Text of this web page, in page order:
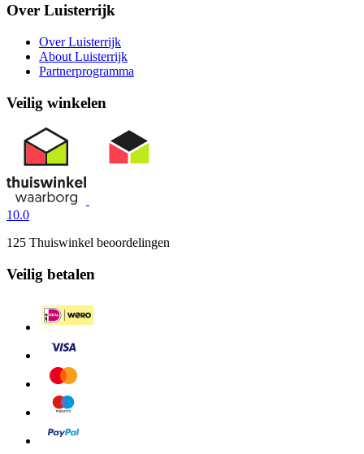
Over Luisterrijk
Over Luisterrijk
About Luisterrijk
Partnerprogramma
Veilig winkelen
10.0
125 Thuiswinkel beoordelingen
Veilig betalen